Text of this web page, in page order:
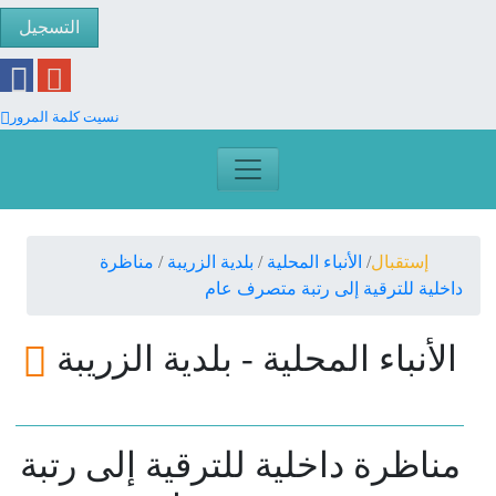
التسجيل
نسيت كلمة المرور
إستقبال الأنباء المحلية بلدية الزريبة
مناظرة
داخلية للترقية إلى رتبة متصرف عام
الأنباء المحلية - بلدية الزريبة
مناظرة داخلية للترقية إلى رتبة